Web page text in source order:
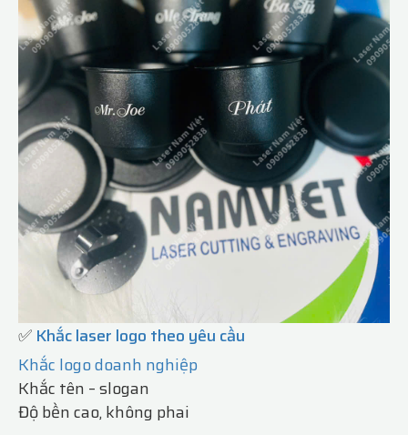
✅ Khắc laser logo theo yêu cầu
Khắc logo doanh nghiệp
Khắc tên – slogan
Độ bền cao, không phai